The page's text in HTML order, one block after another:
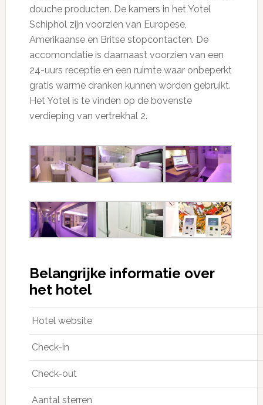
douche producten. De kamers in het Yotel
Schiphol zijn voorzien van Europese,
Amerikaanse en Britse stopcontacten. De
accomondatie is daarnaast voorzien van een
24-uurs receptie en een ruimte waar onbeperkt
gratis warme dranken kunnen worden gebruikt.
Het Yotel is te vinden op de bovenste
verdieping van vertrekhal 2.
Belangrijke informatie over
het hotel
Hotel website
Check-in
Check-out
Aantal sterren